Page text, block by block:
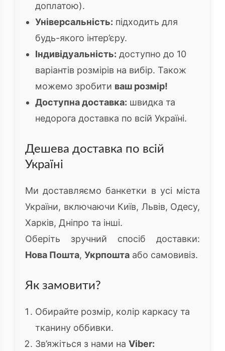
доплатою).
Універсальність: підходить для
будь-якого інтер’єру.
Індивідуальність: доступно до 10
варіантів розмірів на вибір. Також
можемо зробити ваш розмір!
Доступна доставка: швидка та
недорога доставка по всій Україні.
Дешева доставка по всій
Україні
Ми доставляємо банкетки в усі міста
України, включаючи Київ, Львів, Одесу,
Харків, Дніпро та інші.
Оберіть зручний спосіб доставки:
Нова Пошта, Укрпошта або самовивіз.
Як замовити?
Обирайте розмір, колір каркасу та
тканину оббивки.
Зв’яжіться з нами на Viber: